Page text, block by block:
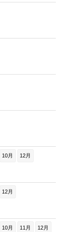
10月 12月
12月
10月 11月 12月